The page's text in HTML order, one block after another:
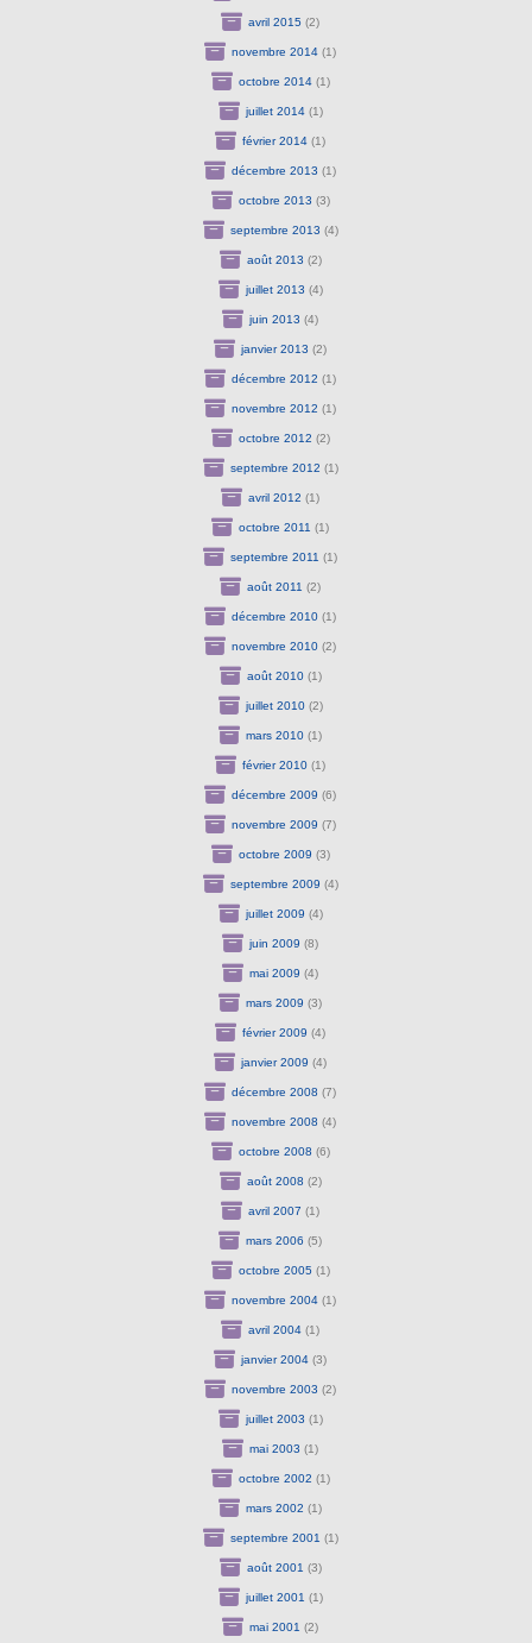
avril 2015 (2)
novembre 2014 (1)
octobre 2014(1)
juillet 2014(1)
février 2014 (1)
décembre 2013 (1)
octobre 2013 (3)
septembre 2013 (4)
août 2013 (2)
juillet 2013 (4)
juin 2013 (4)
janvier 2013 (2)
décembre 2012 (1)
novembre 2012 (1)
octobre 2012 (2)
septembre 2012 (1)
avril 2012 (1)
octobre 2011 (1)
septembre 2011 (1)
août 2011 (2)
décembre 2010 (1)
novembre 2010 (2)
août 2010(1)
juillet 2010(2)
mars 2010 (1)
février 2010 (1)
décembre 2009 (6)
novembre 2009 (7)
octobre 2009 (3)
septembre 2009 (4)
juillet 2009 (4)
juin 2009 (8)
mai 2009 (4)
mars 2009 (3)
février 2009 (4)
janvier 2009 (4)
décembre 2008 (7)
novembre 2008 (4)
octobre 2008 (6)
août 2008 (2)
avril 2007 (1)
mars 2006 (5)
octobre 2005 (1)
novembre 2004 (1)
avril 2004 (1)
janvier 2004 (3)
novembre 2003 (2)
juillet 2003 (1)
mai 2003 (1)
octobre 2002 (1)
mars 2002 (1)
septembre 2001 (1)
août 2001 (3)
juillet 2001 (1)
mai 2001 (2)